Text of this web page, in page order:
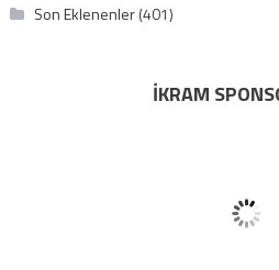
Son Eklenenler(401)
İKRAM